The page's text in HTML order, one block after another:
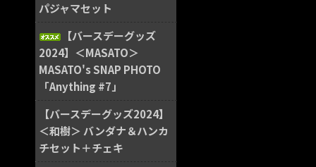
パジャマセット
【バースデーグッズ
2024】＜MASATO＞
MASATO's SNAP PHOTO
「Anything #7」
【バースデーグッズ2024】
＜和樹＞ バンダナ＆ハンカ
チセット＋チェキ